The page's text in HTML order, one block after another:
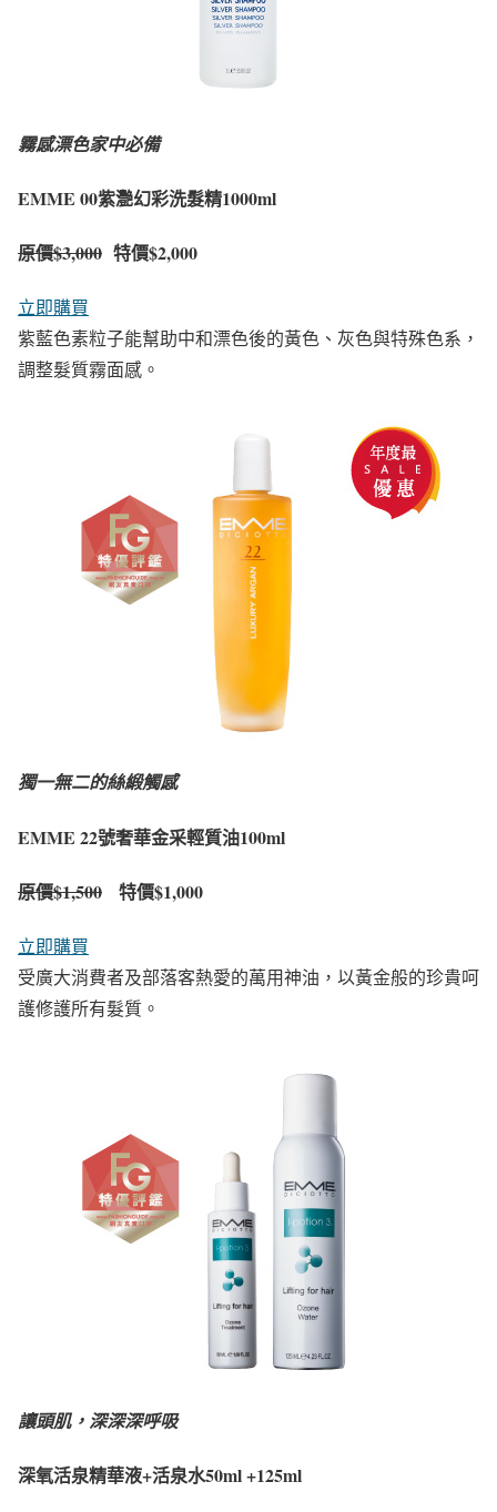
霧感漂色家中必備
EMME 00紫灧幻彩洗髮精1000ml
原價$3,000 特價$2,000
立即購買
紫藍色素粒子能幫助中和漂色後的黃色、灰色與特殊色系，
調整髮質霧面感。
獨一無二的絲緞觸感
EMME 22號奢華金采輕質油100ml
原價$1,500 特價$1,000
立即購買
受廣大消費者及部落客熱愛的萬用神油，以黃金般的珍貴呵
護修護所有髮質。
讓頭肌，深深深呼吸
深氧活泉精華液+活泉水50ml +125ml